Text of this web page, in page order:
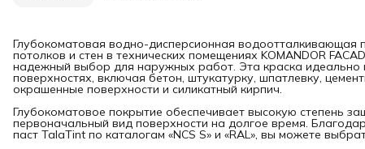
Глубокоматовая водно-дисперсионная
потолков и стен в технических помещениях KOMANDOR
надежный выбор для наружных работ. Эта краска идеально
поверхностях, включая бетон, штукатурку, шпатлевку,
окрашенные поверхности и силикатный кирпич.
Глубокоматовое покрытие обеспечивает высокую степень
первоначальный вид поверхности на долгое время.
паст TalaTint по каталогам «NCS S» и «RAL», вы можете